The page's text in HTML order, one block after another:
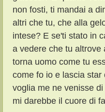
non fosti, ti mandai a
altri che tu, che alla
intese? E se'ti stato in
a vedere che tu
torna uomo come tu
come fo io e lascia
voglia me ne venisse
mi darebbe il cuore di